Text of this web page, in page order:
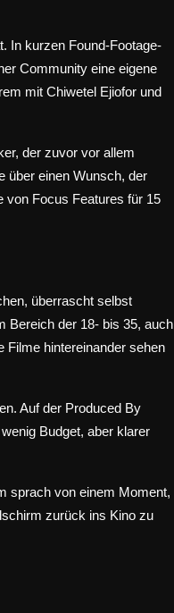
In kurzen Found-Footage-
Community eine eigene
mit Chiwetel Ejiofor und
der zuvor vor allem
über einen Wunsch, der
von Focus Features für 15
überrascht selbst
Bereich der 18- bis 35, auch
Filme hintereinander sehen
Auf der Produced By
Budget, aber klarer
sprach von einem Moment,
zurück ins Kino zu